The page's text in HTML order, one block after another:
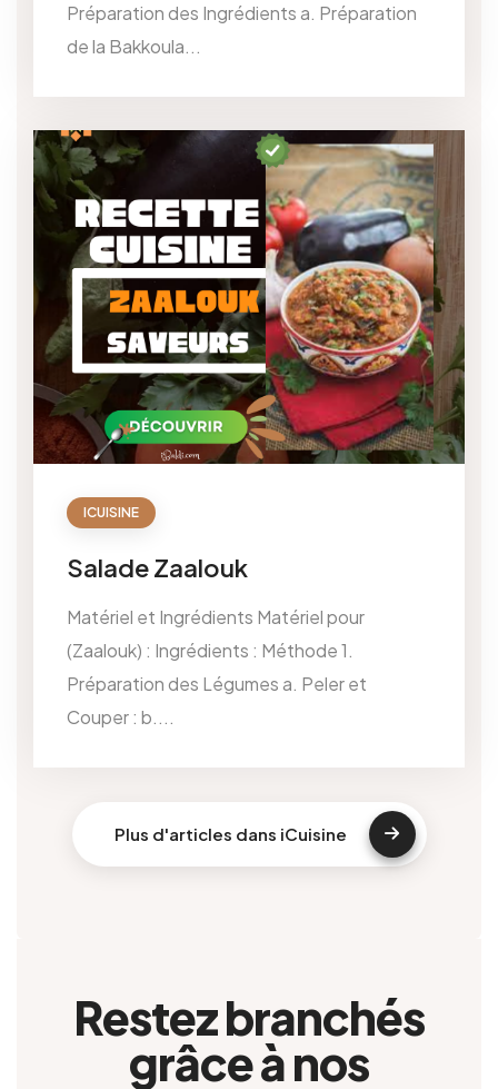
Préparation des Ingrédients a. Préparation
de la Bakkoula...
ICUISINE
Salade Zaalouk
Matériel et Ingrédients Matériel pour
(Zaalouk) : Ingrédients : Méthode 1.
Préparation des Légumes a. Peler et
Couper : b....
Plus d'articles dans iCuisine
Restez branchés
grâce à nos